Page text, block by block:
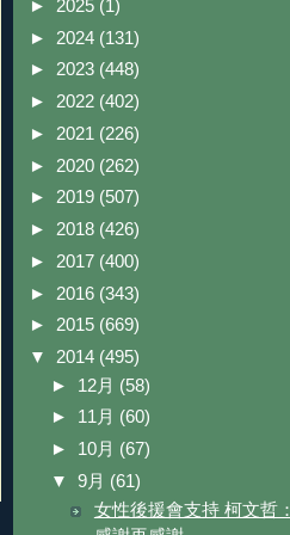
► 2025 (1)
► 2024 (131)
► 2023 (448)
► 2022 (402)
► 2021 (226)
► 2020 (262)
► 2019 (507)
► 2018 (426)
► 2017 (400)
► 2016 (343)
► 2015 (669)
▼ 2014 (495)
► 12月 (58)
► 11月 (60)
► 10月 (67)
▼ 9月 (61)
女性後援會支持 柯文哲：